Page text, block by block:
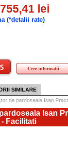
lei
(*detalii rate)
Cere informatii
SIMILARE
de pardoseala Isan
Isan
- Facilitati